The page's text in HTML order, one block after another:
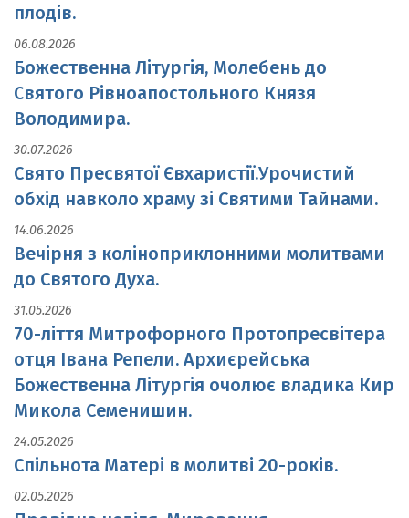
плодів.
06.08.2026
Божественна Літургія, Молебень до
Святого Рівноапостольного Князя
Володимира.
30.07.2026
Свято Пресвятої Євхаристії.Урочистий
обхід навколо храму зі Святими Тайнами.
14.06.2026
Вечірня з коліноприклонними молитвами
до Святого Духа.
31.05.2026
70-ліття Митрофорного Протопресвітера
отця Івана Репели. Архиєрейська
Божественна Літургія очолює владика Кир
Микола Семенишин.
24.05.2026
Спільнота Матері в молитві 20-років.
02.05.2026